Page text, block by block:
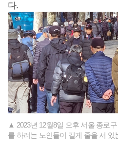
다.
▲ 2023년 12월8일 오후 서울 종로
를 하려는 노인들이 길게 줄을 서 있